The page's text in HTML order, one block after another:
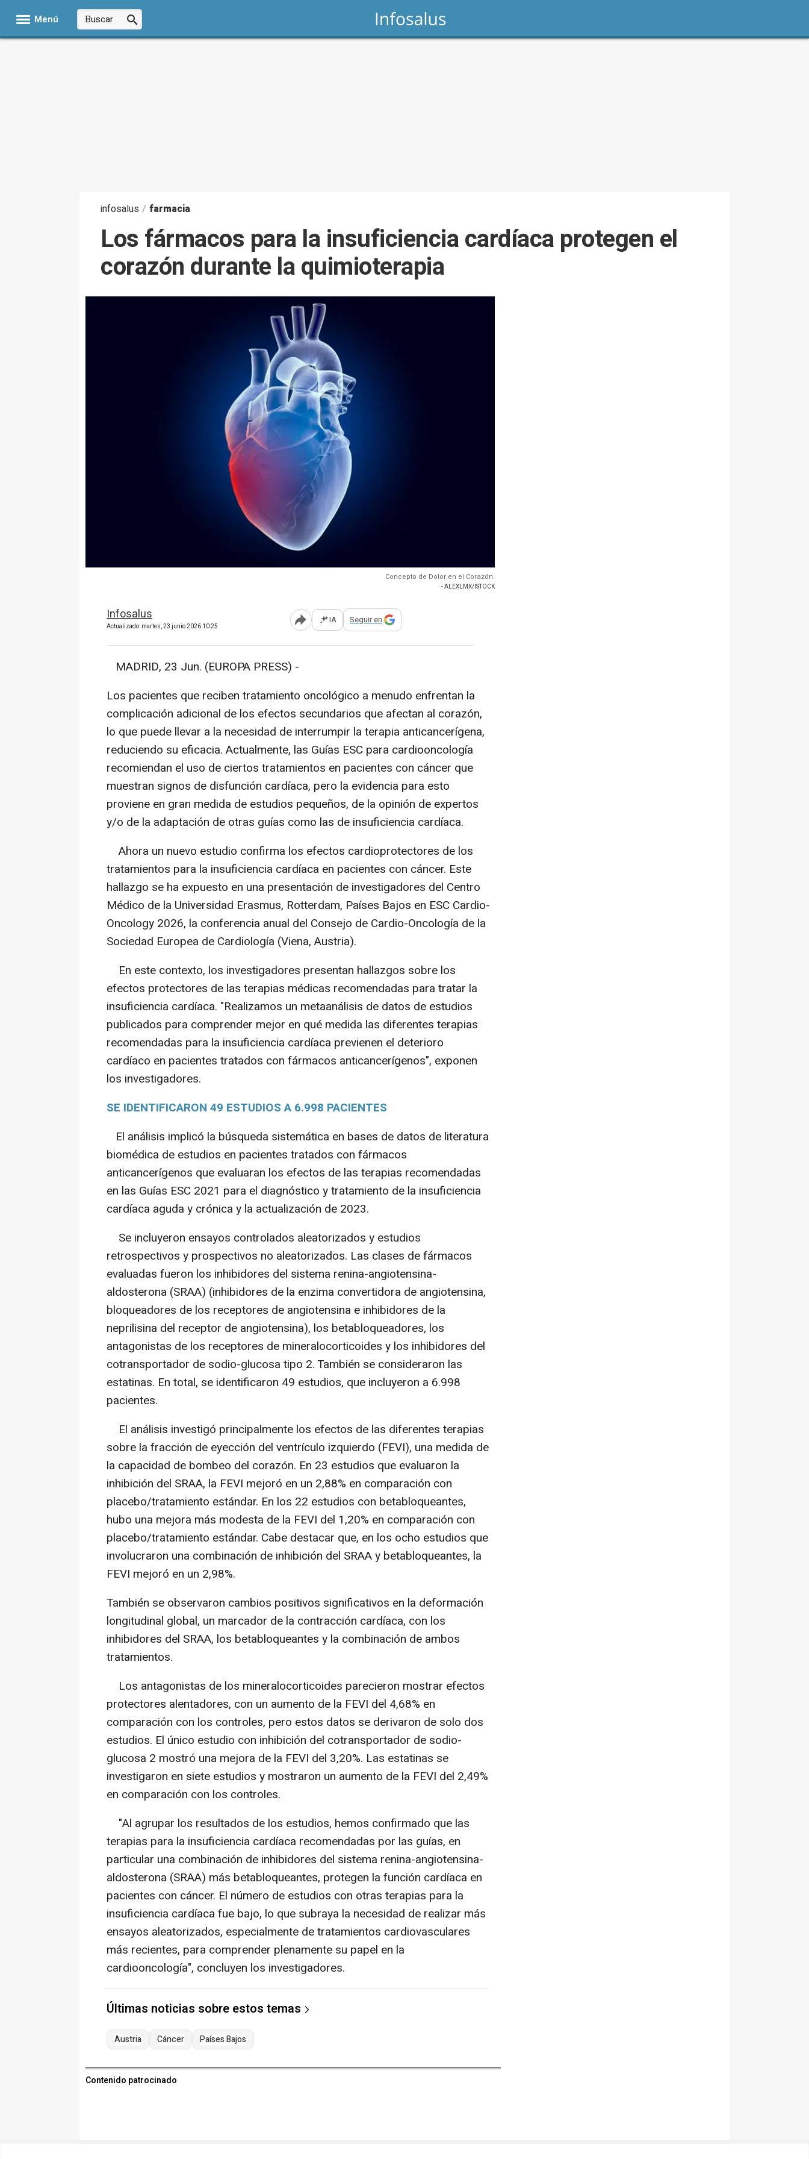
Menú
infosalus / farmacia
Los fármacos para la insuficiencia cardíaca protegen el
corazón durante la quimioterapia
Concepto de Dolor en el Corazón.
- ALEXLMX/ISTOCK
Infosalus
Actualizado: martes, 23 junio 2026 10:25 Abrir opciones para compartir
IA Seguir en
MADRID, 23 Jun. (EUROPA PRESS) -
Los pacientes que reciben tratamiento oncológico a menudo enfrentan la
complicación adicional de los efectos secundarios que afectan al corazón,
lo que puede llevar a la necesidad de interrumpir la terapia anticancerígena,
reduciendo su eficacia. Actualmente, las Guías ESC para cardiooncología
recomiendan el uso de ciertos tratamientos en pacientes con cáncer que
muestran signos de disfunción cardíaca, pero la evidencia para esto
proviene en gran medida de estudios pequeños, de la opinión de expertos
y/o de la adaptación de otras guías como las de insuficiencia cardíaca.
Ahora un nuevo estudio confirma los efectos cardioprotectores de los
tratamientos para la insuficiencia cardíaca en pacientes con cáncer. Este
hallazgo se ha expuesto en una presentación de investigadores del Centro
Médico de la Universidad Erasmus, Rotterdam, Países Bajos en ESC Cardio-
Oncology 2026, la conferencia anual del Consejo de Cardio-Oncología de la
Sociedad Europea de Cardiología (Viena, Austria).
En este contexto, los investigadores presentan hallazgos sobre los
efectos protectores de las terapias médicas recomendadas para tratar la
insuficiencia cardíaca. "Realizamos un metaanálisis de datos de estudios
publicados para comprender mejor en qué medida las diferentes terapias
recomendadas para la insuficiencia cardíaca previenen el deterioro
cardíaco en pacientes tratados con fármacos anticancerígenos", exponen
los investigadores.
SE IDENTIFICARON 49 ESTUDIOS A 6.998 PACIENTES
El análisis implicó la búsqueda sistemática en bases de datos de literatura
biomédica de estudios en pacientes tratados con fármacos
anticancerígenos que evaluaran los efectos de las terapias recomendadas
en las Guías ESC 2021 para el diagnóstico y tratamiento de la insuficiencia
cardíaca aguda y crónica y la actualización de 2023.
Se incluyeron ensayos controlados aleatorizados y estudios
retrospectivos y prospectivos no aleatorizados. Las clases de fármacos
evaluadas fueron los inhibidores del sistema renina-angiotensina-
aldosterona (SRAA) (inhibidores de la enzima convertidora de angiotensina,
bloqueadores de los receptores de angiotensina e inhibidores de la
neprilisina del receptor de angiotensina), los betabloqueadores, los
antagonistas de los receptores de mineralocorticoides y los inhibidores del
cotransportador de sodio-glucosa tipo 2. También se consideraron las
estatinas. En total, se identificaron 49 estudios, que incluyeron a 6.998
pacientes.
El análisis investigó principalmente los efectos de las diferentes terapias
sobre la fracción de eyección del ventrículo izquierdo (FEVI), una medida de
la capacidad de bombeo del corazón. En 23 estudios que evaluaron la
inhibición del SRAA, la FEVI mejoró en un 2,88% en comparación con
placebo/tratamiento estándar. En los 22 estudios con betabloqueantes,
hubo una mejora más modesta de la FEVI del 1,20% en comparación con
placebo/tratamiento estándar. Cabe destacar que, en los ocho estudios que
involucraron una combinación de inhibición del SRAA y betabloqueantes, la
FEVI mejoró en un 2,98%.
También se observaron cambios positivos significativos en la deformación
longitudinal global, un marcador de la contracción cardíaca, con los
inhibidores del SRAA, los betabloqueantes y la combinación de ambos
tratamientos.
Los antagonistas de los mineralocorticoides parecieron mostrar efectos
protectores alentadores, con un aumento de la FEVI del 4,68% en
comparación con los controles, pero estos datos se derivaron de solo dos
estudios. El único estudio con inhibición del cotransportador de sodio-
glucosa 2 mostró una mejora de la FEVI del 3,20%. Las estatinas se
investigaron en siete estudios y mostraron un aumento de la FEVI del 2,49%
en comparación con los controles.
"Al agrupar los resultados de los estudios, hemos confirmado que las
terapias para la insuficiencia cardíaca recomendadas por las guías, en
particular una combinación de inhibidores del sistema renina-angiotensina-
aldosterona (SRAA) más betabloqueantes, protegen la función cardíaca en
pacientes con cáncer. El número de estudios con otras terapias para la
insuficiencia cardíaca fue bajo, lo que subraya la necesidad de realizar más
ensayos aleatorizados, especialmente de tratamientos cardiovasculares
más recientes, para comprender plenamente su papel en la
cardiooncología", concluyen los investigadores.
Últimas noticias sobre estos temas
Austria Cáncer Países Bajos
Contenido patrocinado